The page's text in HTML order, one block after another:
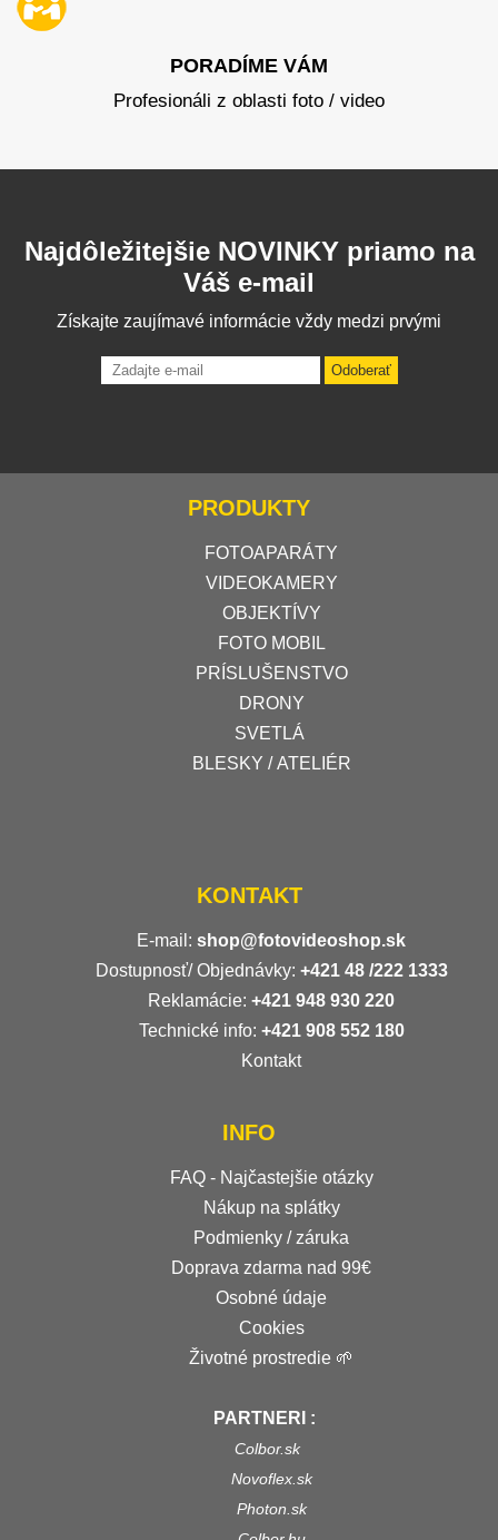
PORADÍME VÁM
Profesionáli z oblasti foto / video
Najdôležitejšie NOVINKY priamo na
Váš e-mail
Získajte zaujímavé informácie vždy medzi prvými
Odoberať
PRODUKTY
FOTOAPARÁTY
VIDEOKAMERY
OBJEKTÍVY
FOTO MOBIL
PRÍSLUŠENSTVO
DRONY
SVETLÁ
BLESKY / ATELIÉR
KONTAKT
E-mail: shop@fotovideoshop.sk
Dostupnosť/ Objednávky: +421 48 /222 1333
Reklamácie: +421 948 930 220
Technické info: +421 908 552 180
Kontakt
INFO
FAQ - Najčastejšie otázky
Nákup na splátky
Podmienky / záruka
Doprava zdarma nad 99€
Osobné údaje
Cookies
Životné prostredie 🌱
PARTNERI :
Colbor.sk
Novoflex.sk
Photon.sk